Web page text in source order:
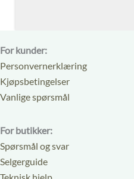
For kunder:
Personvernerklæring
Kjøpsbetingelser
Vanlige spørsmål
For butikker:
Spørsmål og svar
Selgerguide